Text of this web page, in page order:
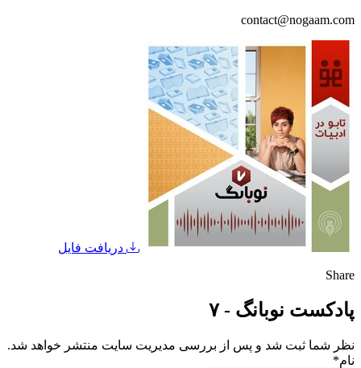
contact@nogaam.com
دریافت فایل
Share
پادکست نوبانگ - ۷
نظر شما ثبت شد و پس از بررسی مدیریت سایت منتشر خواهد شد.
نام*